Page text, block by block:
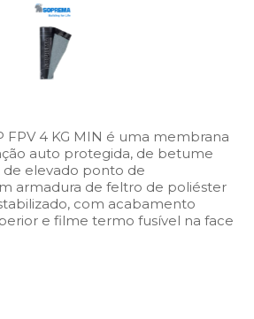
FPV 4 KG MIN é uma membrana
auto protegida, de betume
de elevado ponto de
armadura de feltro de poliéster
com acabamento
e filme termo fusível na face